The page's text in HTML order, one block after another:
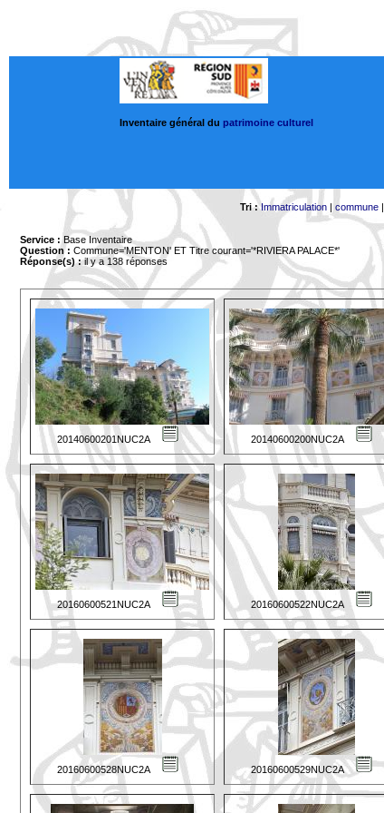
Inventaire général du patrimoine culturel
Tri : Immatriculation| commune|
Service : Base Inventaire
Question : Commune='MENTON' ET Titre courant='*RIVIERA PALACE*'
Réponse(s) :il y a 138 réponses
20140600201NUC2A 20140600200NUC2A
20160600521NUC2A 20160600522NUC2A
20160600528NUC2A 20160600529NUC2A